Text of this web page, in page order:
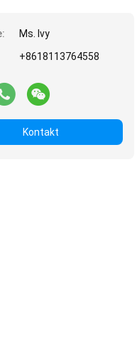
Ms. Ivy
+8618113764558
Kontakt